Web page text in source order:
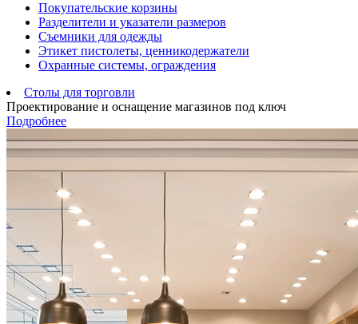
Покупательские корзины
Разделители и указатели размеров
Съемники для одежды
Этикет пистолеты, ценникодержатели
Охранные системы, ограждения
Столы для торговли
Проектирование и оснащение магазинов под ключ
Подробнее